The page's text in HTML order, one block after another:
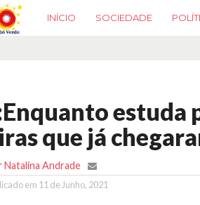
INÍCIO SOCIEDADE
estuda
que já
Natalina Andrade
em 11 de Junho, 2021